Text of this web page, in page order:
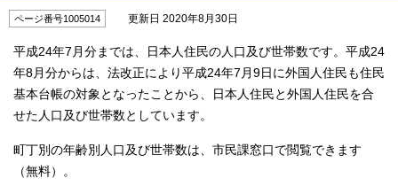
ページ番号1005014 更新日 2020年8月30日
平成24年7月分までは、日本人住民の人口及び世帯数です。平成24
年8月分からは、法改正により平成24年7月9日に外国人住民も住民
基本台帳の対象となったことから、日本人住民と外国人住民を合
せた人口及び世帯数としています。
町丁別の年齢別人口及び世帯数は、市民課窓口で閲覧できます
（無料）。